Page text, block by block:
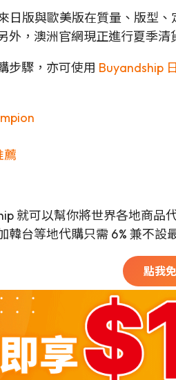
日版與歐美版在質量、版型
外，澳洲官網現正進行夏季
步驟，亦可使用 Buyandship
薦
就可以幫你將世界各地商品
韓台等地代購只需 6% 兼不設
點我